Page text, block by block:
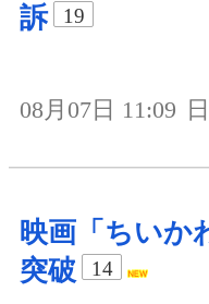
訴
19
08月07日 11:09
映画「ちいか
突破
14